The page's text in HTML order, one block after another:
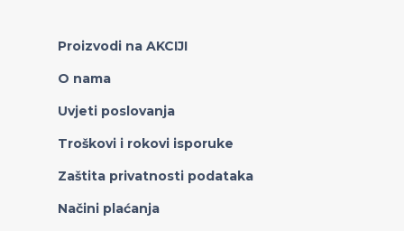
Proizvodi na AKCIJI
O nama
Uvjeti poslovanja
Troškovi i rokovi isporuke
Zaštita privatnosti podataka
Načini plaćanja